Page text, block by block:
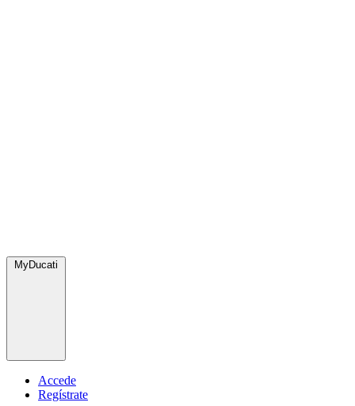
MyDucati
Accede
Regístrate